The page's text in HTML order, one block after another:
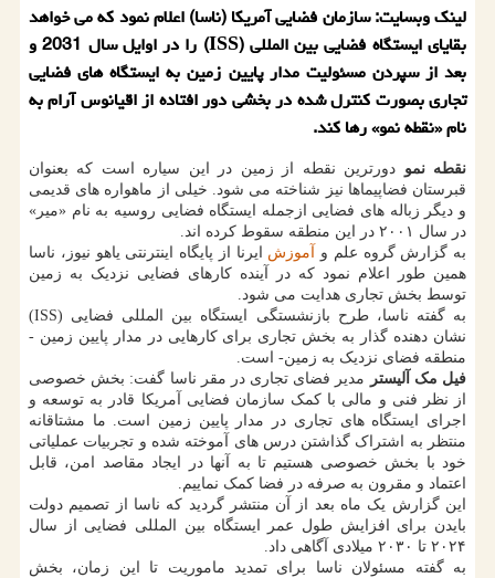
لینک وبسایت: سازمان فضایی آمریکا (ناسا) اعلام نمود که می خواهد
بقایای ایستگاه فضایی بین المللی (ISS) را در اوایل سال 2031 و
بعد از سپردن مسئولیت مدار پایین زمین به ایستگاه های فضایی
تجاری بصورت کنترل شده در بخشی دور افتاده از اقیانوس آرام به
نام «نقطه نمو» رها کند.
نقطه نمو دورترین نقطه از زمین در این سیاره است که بعنوان
قبرستان فضاپیماها نیز شناخته می شود. خیلی از ماهواره های قدیمی
و دیگر زباله های فضایی ازجمله ایستگاه فضایی روسیه به نام «میر»
در سال ۲۰۰۱ در این منطقه سقوط کرده اند.
به گزارش گروه علم و
آموزش ایرنا از پایگاه اینترنتی یاهو نیوز، ناسا
همین طور اعلام نمود که در آینده کارهای فضایی نزدیک به زمین
توسط بخش تجاری هدایت می شود.
به گفته ناسا، طرح بازنشستگی ایستگاه بین المللی فضایی (ISS)
نشان دهنده گذار به بخش تجاری برای کارهایی در مدار پایین زمین -
منطقه فضای نزدیک به زمین- است.
فیل مک آلیستر
مدیر فضای تجاری در مقر ناسا گفت: بخش خصوصی
از نظر فنی و مالی با کمک سازمان فضایی آمریکا قادر به توسعه و
اجرای ایستگاه های تجاری در مدار پایین زمین است. ما مشتاقانه
منتظر به اشتراک گذاشتن درس های آموخته شده و تجربیات عملیاتی
خود با بخش خصوصی هستیم تا به آنها در ایجاد مقاصد امن، قابل
اعتماد و مقرون به صرفه در فضا کمک نماییم.
این گزارش یک ماه بعد از آن منتشر گردید که ناسا از تصمیم دولت
بایدن برای افزایش طول عمر ایستگاه بین المللی فضایی از سال
۲۰۲۴ تا ۲۰۳۰ میلادی آگاهی داد.
به گفته مسئولان ناسا برای تمدید ماموریت تا این زمان، بخش